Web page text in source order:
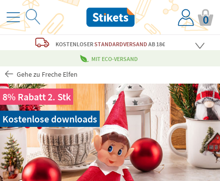
0
KOSTENLOSERSTANDARDVERSAND AB 18€
MIT ECO-VERSAND
Gehe zu Freche Elfen
8% Rabatt 2. Stk
Kostenlose downloads